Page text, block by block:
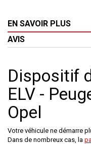
EN SAVOIR PLUS
AVIS
Dispositif
ELV -
Opel
Votre véhicule ne démarre
Dans de nombreux cas, la